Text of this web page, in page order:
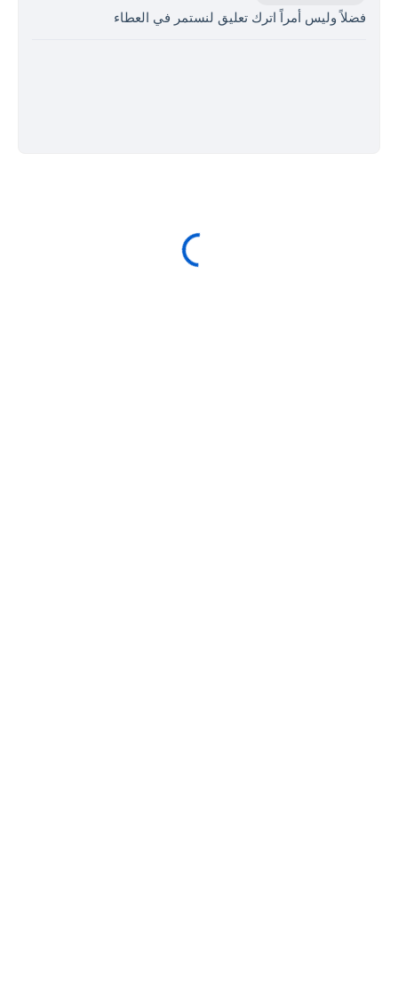
فضلاً وليس أمراً اترك تعليق لنستمر في العطاء